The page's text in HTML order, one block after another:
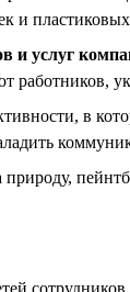
и
и услуг
в